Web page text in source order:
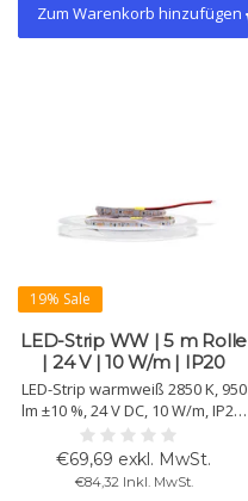
Zum Warenkorb hinzufügen
19% Sale
LED-Strip WW | 5 m Rolle
| 24 V | 10 W/m | IP20
LED-Strip warmweiß 2850 K, 950
lm ±10 %, 24 V DC, 10 W/m, IP20.
CRI >90, Lebensdauer >50.000 h
und 3M-Klebeband für einfache
Montage. 5-m-Rolle mit 102
Chips/m.
€69,69 exkl. MwSt.
€84,32 Inkl. MwSt.